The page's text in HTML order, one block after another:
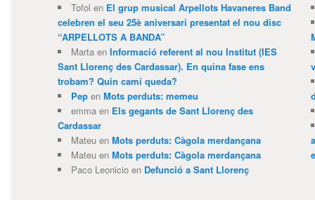
Tofol en El grup musical Arpellots Havaneres Band
celebren el seu 25è aniversari presentat el nou disc
“ARPELLOTS A BANDA”
Martaen Informació referent al nou Institut (IES
Sant Llorenç des Cardassar). En quina fase ens
trobam? Quin camí queda?
Pepen Mots perduts: memeu
emmaen Els gegants de Sant Llorenç des
Cardassar
Mateuen Mots perduts: Càgola merdançana
Mateuen Mots perduts: Càgola merdançana
Paco Leonicioen Defunció a Sant Llorenç